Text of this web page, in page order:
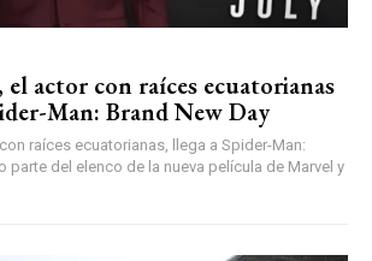
el actor con raíces ecuatorianas
Man: Brand New Day
raíces ecuatorianas, llega a Spider-Man:
parte del elenco de la nueva película de Marvel y